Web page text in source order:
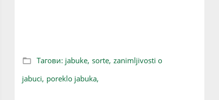
Тагови: jabuke, sorte, zanimljivosti o
jabuci, poreklo jabuka,